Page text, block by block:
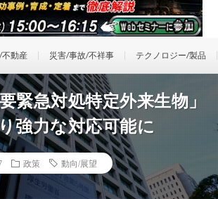
動産 災害/事故/不祥事 テクノロジー/製品
緊急対処特定外来生物」
強力な対応可能に
政策 動向/展望